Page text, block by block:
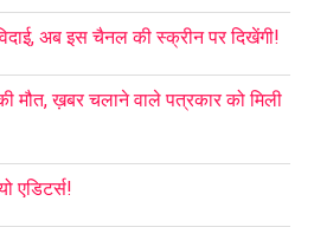
अब इस चैनल की स्क्रीन पर दिखेंगी!
मौत, ख़बर चलाने वाले पत्रकार को मिली
एडिटर्स!